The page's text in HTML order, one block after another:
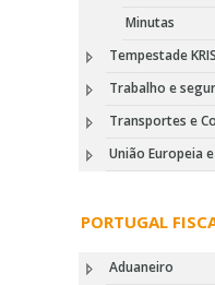
Minutas
Tempestade
Trabalho e
Transportes e
União Europeia
PORTUGAL
Aduaneiro